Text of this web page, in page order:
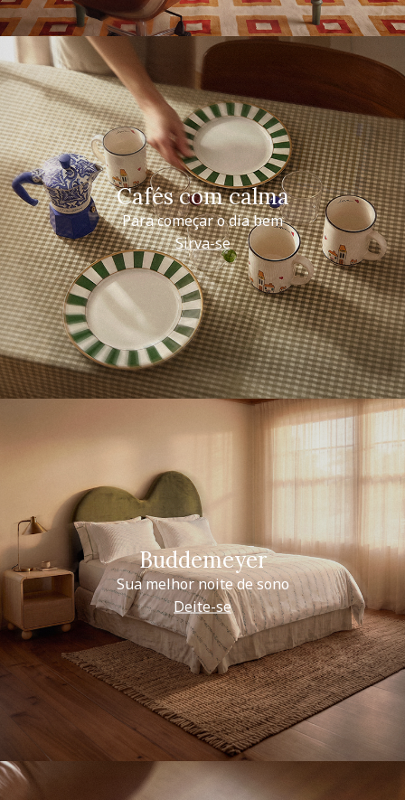
Cafés com calma
Para começar o dia bem
Sirva-se
Buddemeyer
Sua melhor noite de sono
Deite-se